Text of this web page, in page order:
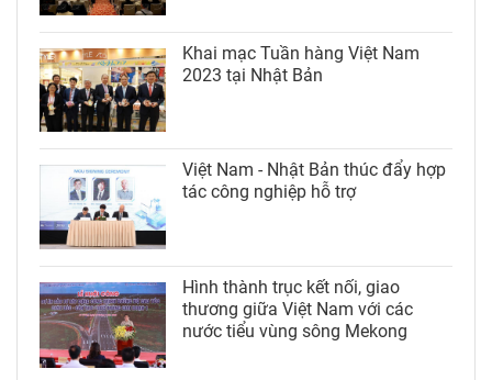
Khai mạc Tuần hàng Việt Nam
2023 tại Nhật Bản
Việt Nam - Nhật Bản thúc đẩy hợp
tác công nghiệp hỗ trợ
Hình thành trục kết nối, giao
thương giữa Việt Nam với các
nước tiểu vùng sông Mekong